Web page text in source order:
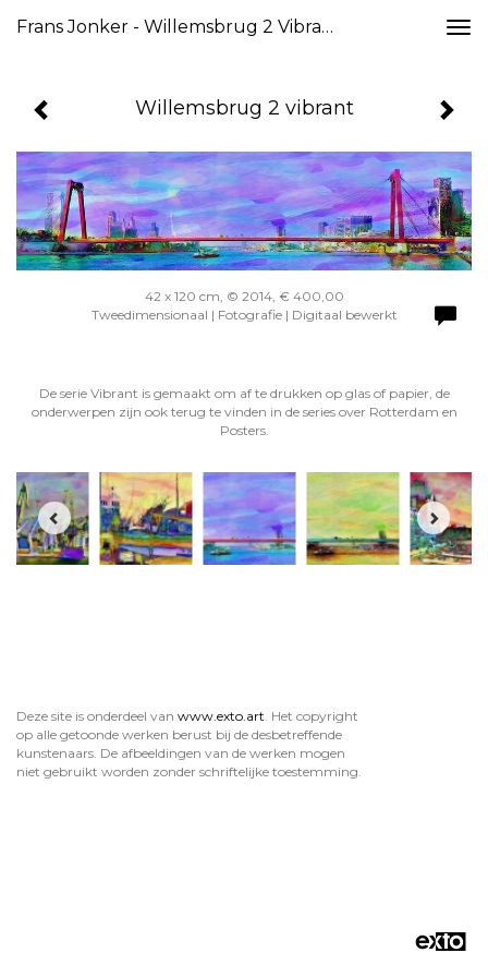
Frans Jonker - Willemsbrug 2 Vibrant
Willemsbrug 2 vibrant
42 x 120 cm, © 2014, € 400,00
Tweedimensionaal | Fotografie | Digitaal bewerkt
De serie Vibrant is gemaakt om af te drukken op glas of papier, de
onderwerpen zijn ook terug te vinden in de series over Rotterdam en
Posters.
Deze site is onderdeel van www.exto.art . Het copyright
op alle getoonde werken berust bij de desbetreffende
kunstenaars. De afbeeldingen van de werken mogen
niet gebruikt worden zonder schriftelijke toestemming.